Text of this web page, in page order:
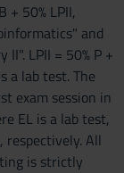
+ 50% LPII,
and
LPII = 50% P +
a lab test. The
exam session in
EL is a lab test,
All
is strictly